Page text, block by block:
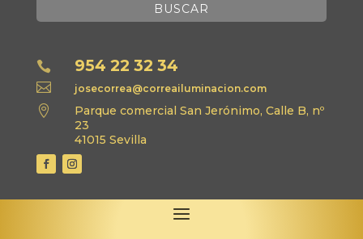
BUSCAR
 954 22 32 34
 josecorrea@correailuminacion.com

Parque comercial San Jerónimo, Calle B, nº
23
41015 Sevilla